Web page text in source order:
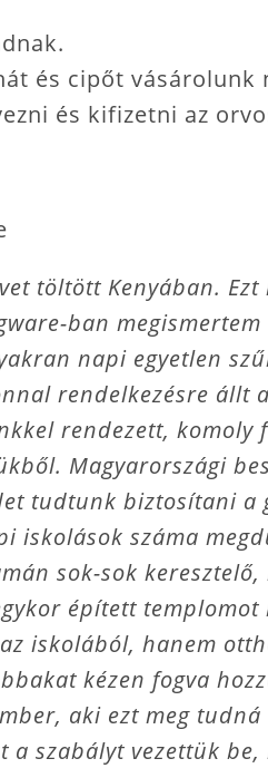
és cipőt vásárolunk
és kifizetni az
töltött Kenyában.
ban
napi egyetlen
rendelkezésre állt
rendezett,
Magyarországi
tudtunk biztosítani a
iskolások száma
sok-sok
épített
iskolából, hanem
kézen fogva
aki ezt meg
a szabályt vezettük